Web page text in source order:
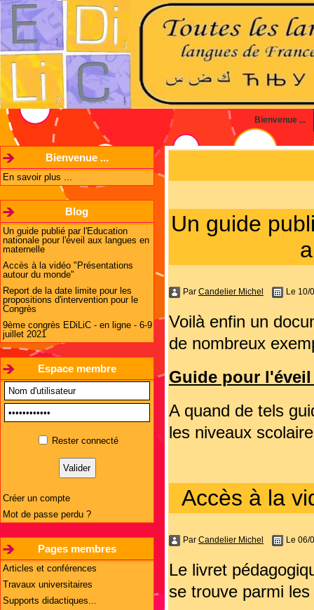
Bienvenue ...
Bienvenue ...
En savoir plus ...
Blog
Un guide publié par l'Education
nationale pour l'éveil aux langues en
maternelle
Accès à la vidéo "Présentations
autour du monde"
Report de la date limite pour les
propositions d'intervention pour le
Congrès
9ème congrès EDiLiC - en ligne - 6-9
juillet 2021
Espace membre
Rester connecté
Créer un compte
Mot de passe perdu ?
Pages membres
Articles et conférences
Travaux universitaires
Supports didactiques...
Un guide
Par Candelier Michel Le 10/
Voilà enfin un
de nombreux
Guide pour
A quand de tels
les niveaux
Accès à la
Par Candelier Michel Le 06/
Le livret
se trouve parmi